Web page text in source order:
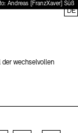
Andreas [FranzXaver] Süß
der wechselvollen
DE